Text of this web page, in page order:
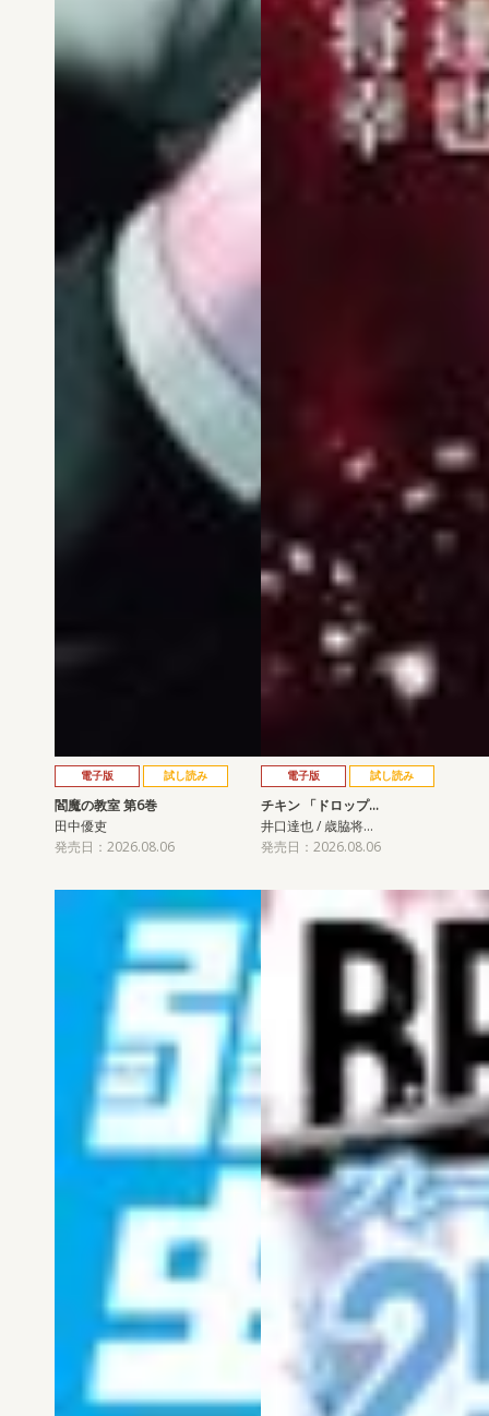
電子版 試し読み
閻魔の教室 第6巻
田中優吏
発売日：2026.08.06
電子版 試し読み
チキン 「ドロップ…
井口達也 / 歳脇将…
発売日：2026.08.06